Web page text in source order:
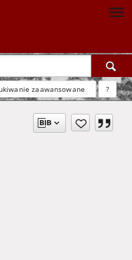
zaawansowane ?